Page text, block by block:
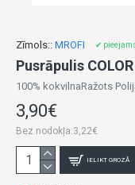
Zīmols:: MROFI ✔
Pusrāpulis
100% kokvilnaRažots
3,90€
Bez nodokļa:3,22€
IELIKT GROZĀ